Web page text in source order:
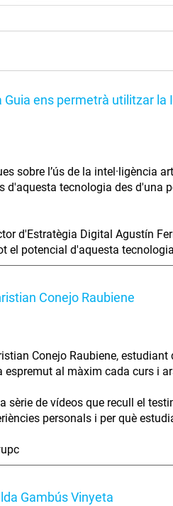
Guia ens permetrà utilitzar
sobre l’ús de la intel·ligència
d'aquesta tecnologia des
d'Estratègia Digital Agustín
el potencial d'aquesta
Conejo Raubiene
Conejo Raubiene,
espremut al màxim cada curs i
sèrie de vídeos que recull el
personals i per què
Gambús Vinyeta